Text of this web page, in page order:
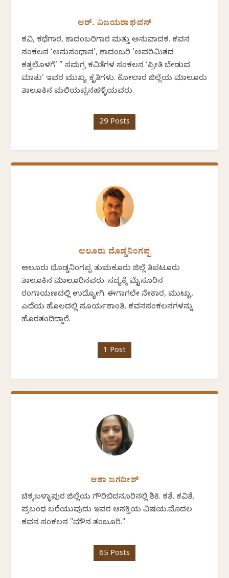
ಆರ್. ವಿಜಯರಾಘವನ್
ಕವಿ, ಕಥೆಗಾರ, ಕಾದಂಬರಿಗಾರ ಮತ್ತು ಅನುವಾದಕ. ಕವನ
ಸಂಕಲನ ‘ಅನುಸಂಧಾನ’, ಕಾದಂಬರಿ ‘ಅಪರಿಮಿತದ
ಕತ್ತಲೊಳಗೆ’ ” ಸಮಗ್ರ ಕವಿತೆಗಳ ಸಂಕಲನ ‘ಪ್ರೀತಿ ಬೇಡುವ
ಮಾತು’ ಇವರ ಮುಖ್ಯ ಕೃತಿಗಳು. ಕೋಲಾರ ಜಿಲ್ಲೆಯ ಮಾಲೂರು
ತಾಲೂಕಿನ ಮಲಿಯಪ್ಪನಹಳ್ಳಿಯವರು.
29 Posts
ಆಲೂರು ದೊಡ್ಡನಿಂಗಪ್ಪ
ಆಲೂರು ದೊಡ್ಡನಿಂಗಪ್ಪ ತುಮಕೂರು ಜಿಲ್ಲೆ ತಿಪಟೂರು
ತಾಲೂಕಿನ ಮಾಲೂರಿನವರು. ಸದ್ಯಕ್ಕೆ ಮೈಸೂರಿನ
ರಂಗಾಯಣದಲ್ಲಿ ಉದ್ಯೋಗಿ. ಈಗಾಗಲೇ ನೇಕಾರ, ಮುಟ್ಟು,
ಎದೆಯ ಹೊಲದಲ್ಲಿ ಸೂರ್ಯಕಾಂತಿ, ಕವನಸಂಕಲನಗಳನ್ನು
ಹೊರತಂದಿದ್ದಾರೆ.
1 Post
ಆಶಾ ಜಗದೀಶ್
ಚಿಕ್ಕಬಳ್ಳಾಪುರ ಜಿಲ್ಲೆಯ ಗೌರಿಬಿದನೂರಿನಲ್ಲಿ ಶಿಕ್ಷಕಿ. ಕತೆ, ಕವಿತೆ,
ಪ್ರಬಂಧ ಬರೆಯುವುದು ಇವರ ಆಸಕ್ತಿಯ ವಿಷಯ.ಮೊದಲ
ಕವನ ಸಂಕಲನ "ಮೌನ ತಂಬೂರಿ."
65 Posts